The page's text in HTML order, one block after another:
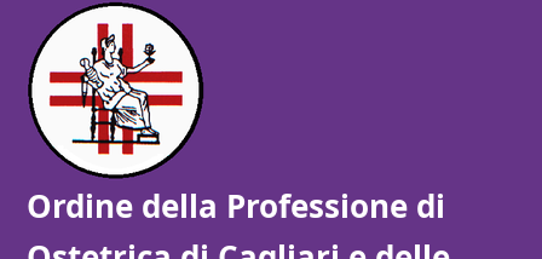
Ordine della Professione di